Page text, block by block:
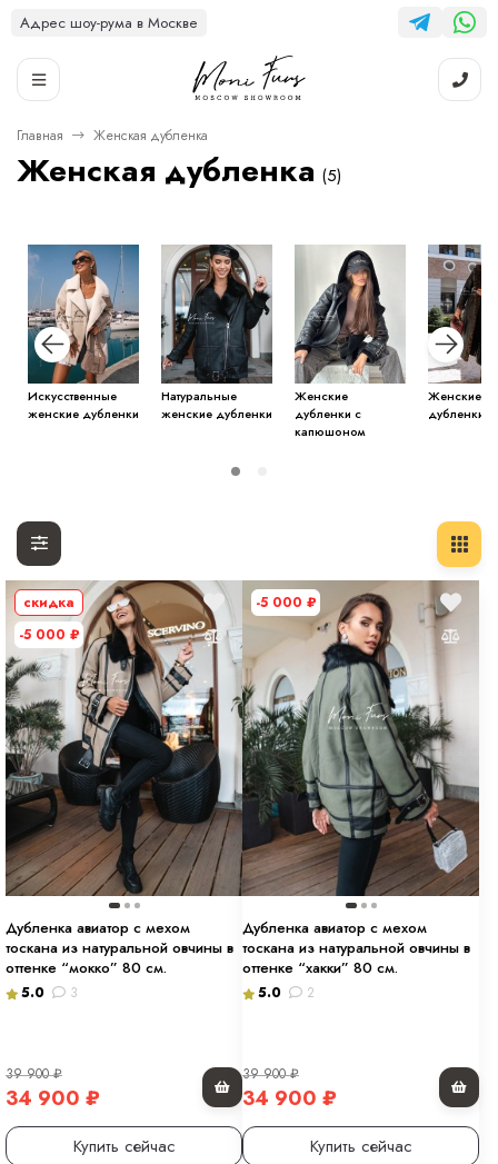
Адрес шоу-рума в Москве
Главная Женская дубленка
Женская дубленка (5)
Искусственные
женские дубленки
Натуральные
женские дубленки
Женские
дубленки с
капюшоном
Женские
дубленки
скидка
-5 000 ₽
Дубленка авиатор с мехом
тоскана из натуральной овчины в
оттенке “мокко” 80 см.
5.0 3
39 900₽
34 900 ₽
Купить сейчас
-5 000 ₽
Дубленка авиатор с мехом
тоскана из натуральной овчины в
оттенке “хакки” 80 см.
5.0 2
39 900₽
34 900 ₽
Купить сейчас